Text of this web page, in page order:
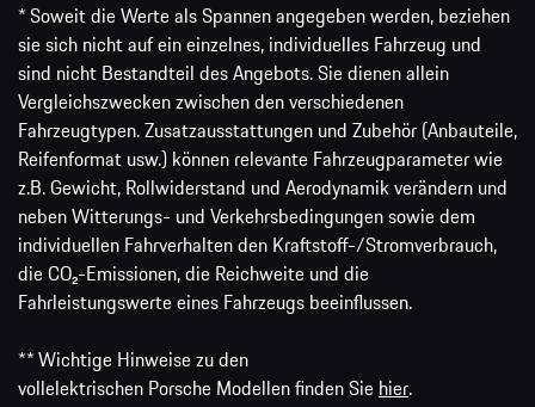
* Soweit die Werte als Spannen angegeben werden, beziehen
sie sich nicht auf ein einzelnes, individuelles Fahrzeug und
sind nicht Bestandteil des Angebots. Sie dienen allein
Vergleichszwecken zwischen den verschiedenen
Fahrzeugtypen. Zusatzausstattungen und Zubehör (Anbauteile,
Reifenformat usw.) können relevante Fahrzeugparameter wie
z.B. Gewicht, Rollwiderstand und Aerodynamik verändern und
neben Witterungs- und Verkehrsbedingungen sowie dem
individuellen Fahrverhalten den Kraftstoff-/Stromverbrauch,
die CO₂-Emissionen, die Reichweite und die
Fahrleistungswerte eines Fahrzeugs beeinflussen.
** Wichtige Hinweise zu den
vollelektrischen Porsche Modellen finden Sie hier.